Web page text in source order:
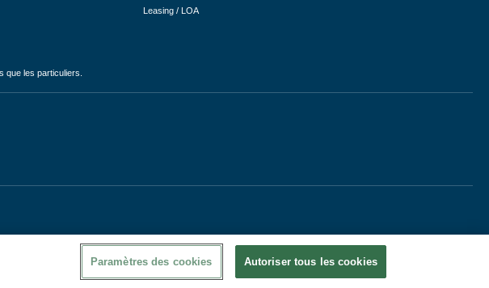
Leasing / LOA
que les particuliers.
Paramètres des cookies Autoriser tous les cookies